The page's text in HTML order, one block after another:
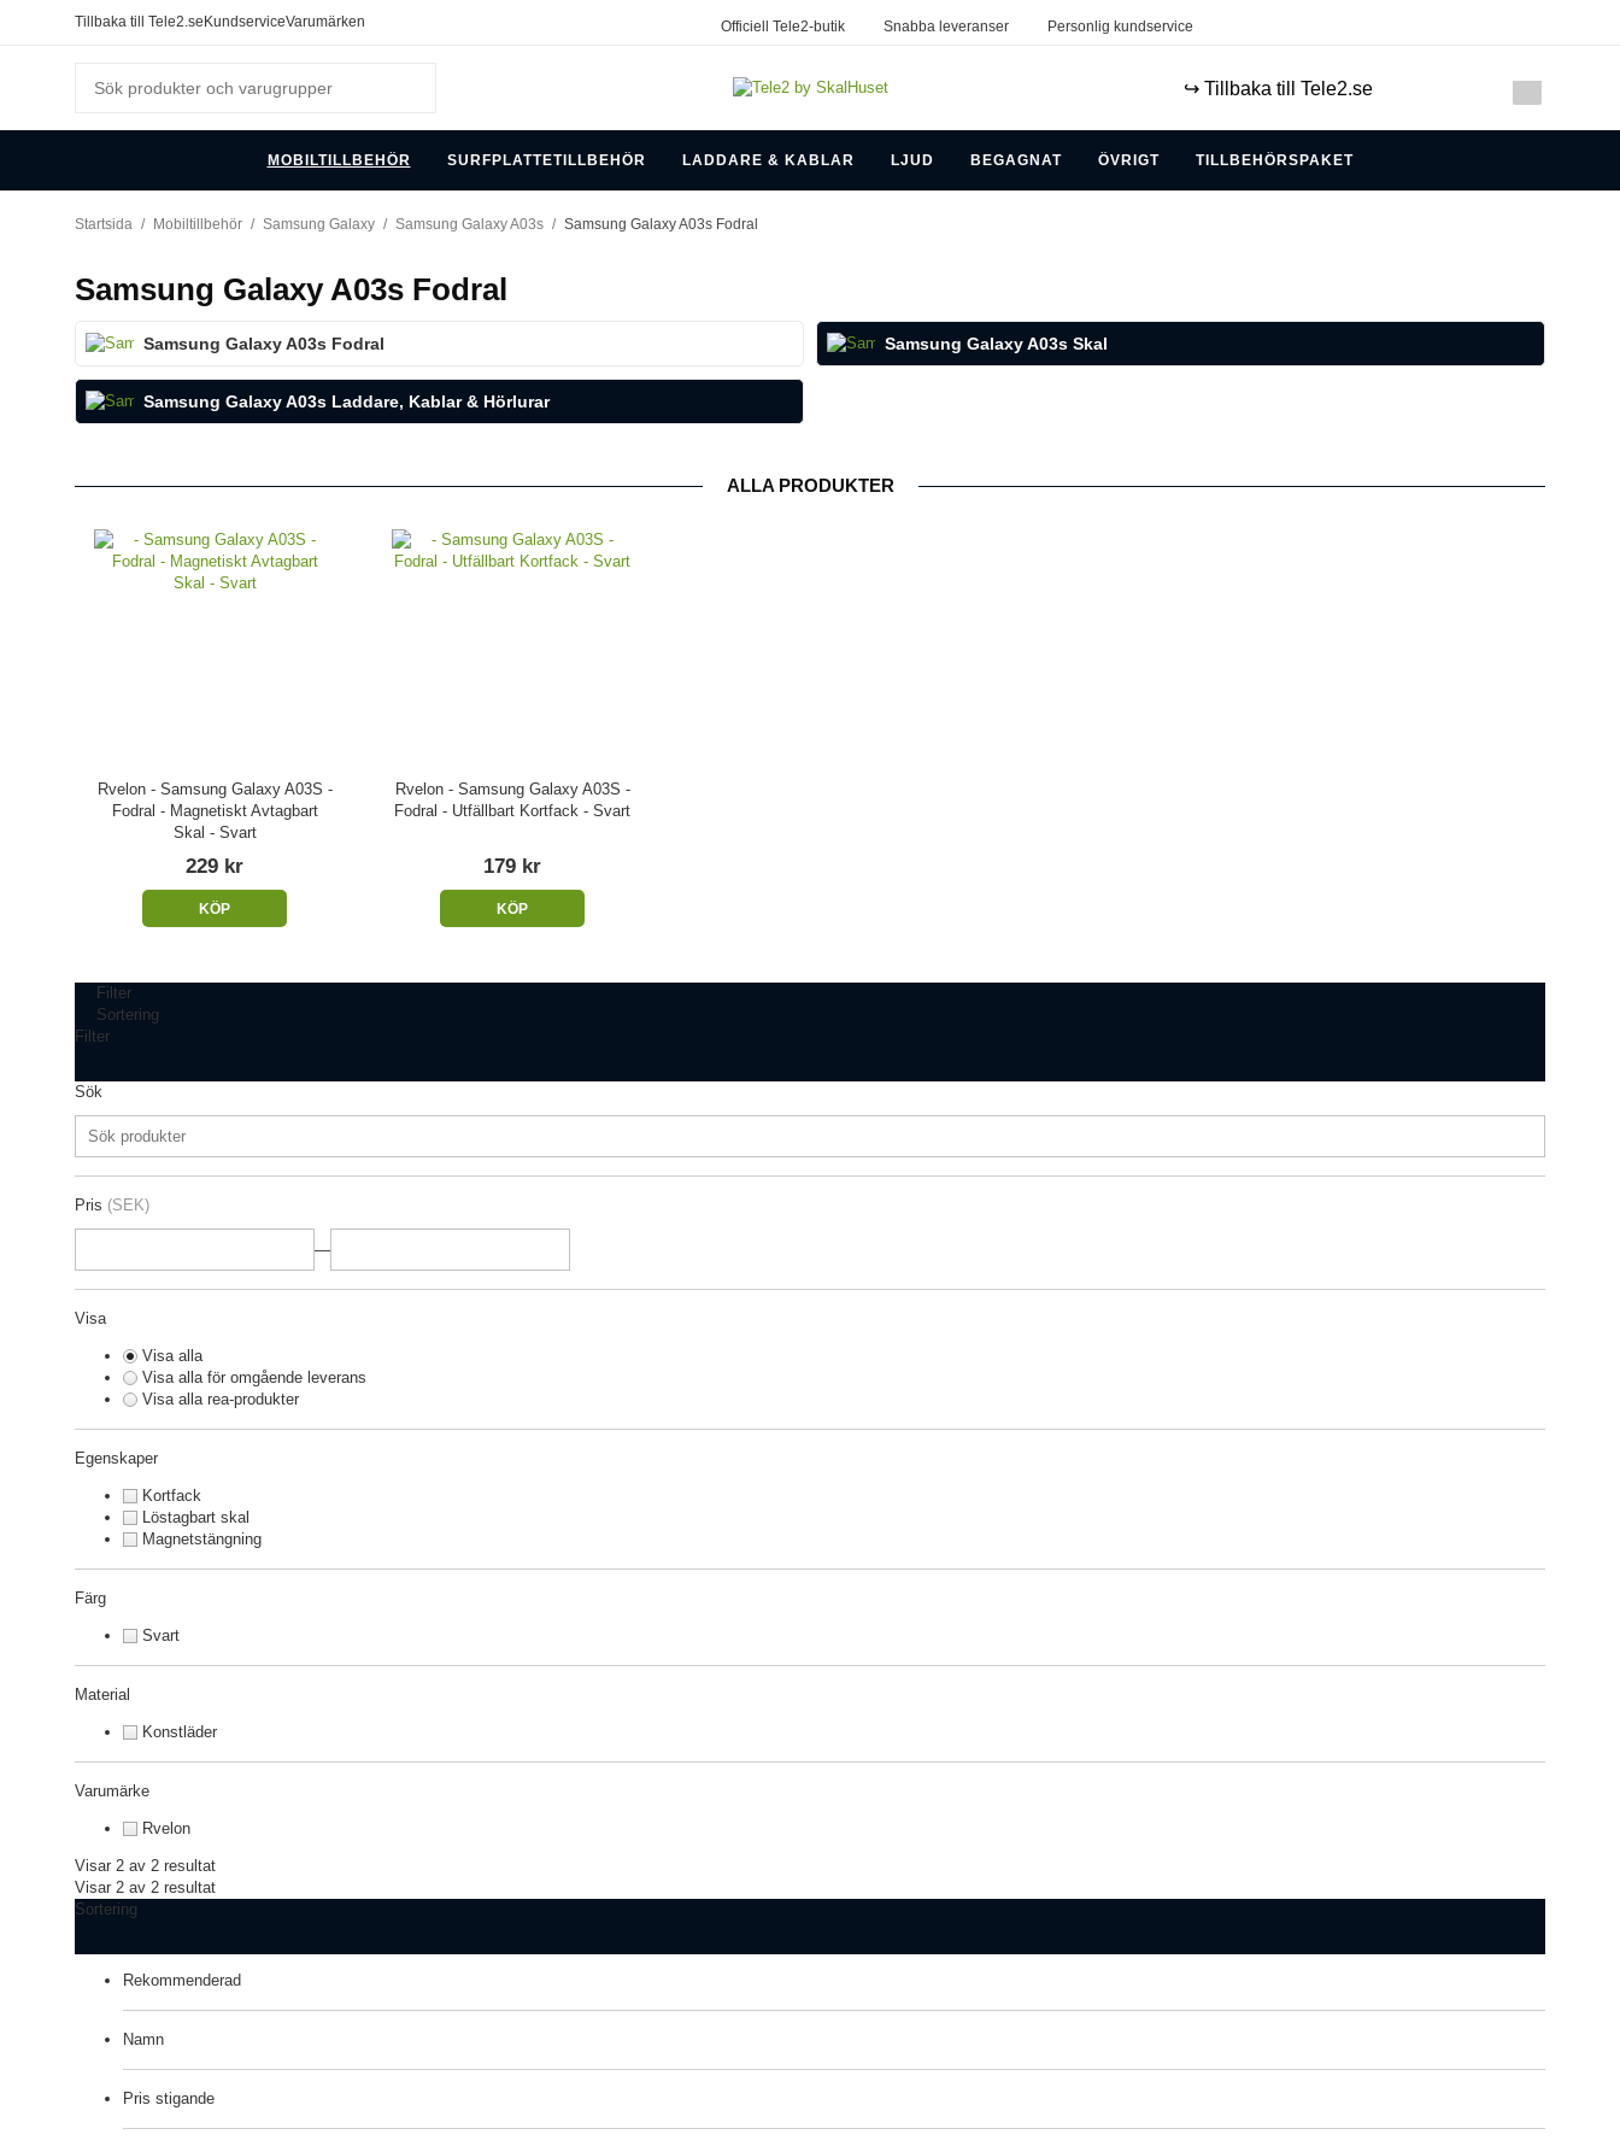
Tillbaka till Tele2.se KundserviceVarumärken Officiell Tele2-butik Snabba leveranser Personlig kundservice
↪️ Tillbaka till Tele2.se
MOBILTILLBEHÖR SURFPLATTETILLBEHÖR LADDARE & KABLAR LJUD BEGAGNAT ÖVRIGT TILLBEHÖRSPAKET
Startsida / Mobiltillbehör / Samsung Galaxy / Samsung Galaxy A03s / Samsung Galaxy A03s Fodral
Samsung Galaxy A03s Fodral
Samsung Galaxy A03s Fodral Samsung Galaxy A03s Skal
Samsung Galaxy A03s Laddare, Kablar & Hörlurar
ALLA PRODUKTER
Rvelon - Samsung Galaxy A03S -
Fodral - Magnetiskt Avtagbart
Skal - Svart
229 kr
KÖP
Rvelon - Samsung Galaxy A03S -
Fodral - Utfällbart Kortfack - Svart
179 kr
KÖP
Filter
Sortering
Filter
Sök
Pris (SEK)
—
Visa
Visa alla
Visa alla för omgående leverans
Visa alla rea-produkter
Egenskaper
Kortfack
Löstagbart skal
Magnetstängning
Färg
Svart
Material
Konstläder
Varumärke
Rvelon
Visar 2 av 2 resultat
Visar 2 av 2 resultat
Sortering
Rekommenderad
Namn
Pris stigande